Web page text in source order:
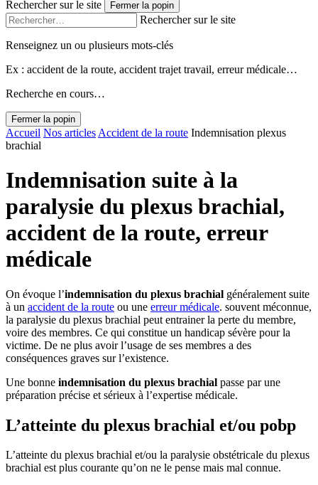
Rechercher sur le site Fermer la popin
Rechercher sur le site
Renseignez un ou plusieurs mots-clés
Ex : accident de la route, accident trajet travail, erreur médicale…
Recherche en cours…
Fermer la popin
Accueil Nos articles Accident de la route Indemnisation plexus
brachial
Indemnisation suite à la
paralysie du plexus brachial,
accident de la route, erreur
médicale
On évoque l’indemnisation du plexus brachial généralement suite
à un accident de la route ou une erreur médicale. souvent méconnue,
la paralysie du plexus brachial peut entrainer la perte du membre,
voire des membres. Ce qui constitue un handicap sévère pour la
victime. De ne plus avoir l’usage de ses membres a des
conséquences graves sur l’existence.
Une bonne indemnisation du plexus brachial passe par une
préparation précise et sérieux à l’expertise médicale.
L’atteinte du plexus brachial et/ou pobp
L’atteinte du plexus brachial et/ou la paralysie obstétricale du plexus
brachial est plus courante qu’on ne le pense mais mal connue.